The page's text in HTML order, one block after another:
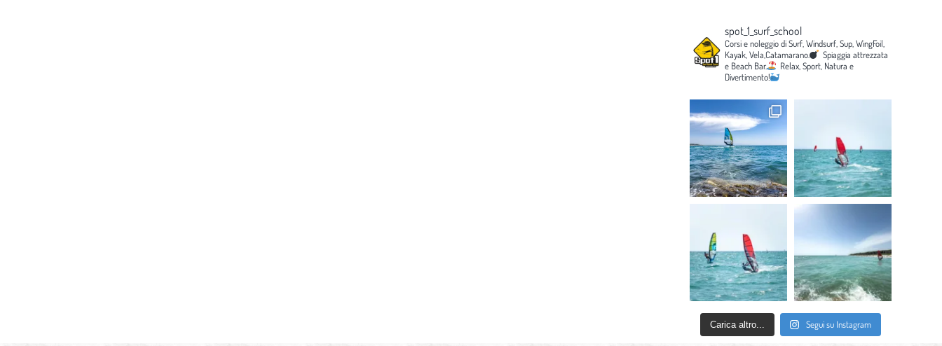
spot_1_surf_school
Corsi e noleggio di Surf, Windsurf, Sup, WingFoil,
Kayak, Vela,Catamarano.
Spiaggia attrezzata
e Beach Bar.
Relax, Sport, Natura e
Divertimento!
Carica altro... Segui su Instagram